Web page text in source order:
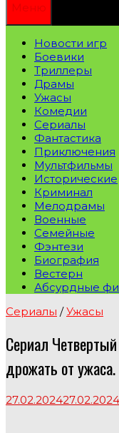
Меню
Новости игр
Боевики
Триллеры
Драмы
Ужасы
Комедии
Сериалы
Фантастика
Приключения
Мультфильмы
Исторические
Криминал
Мелодрамы
Военные
Семейные
Фэнтези
Биография
Вестерн
Абсурдные
Сериалы /Ужасы
Сериал
дрожать от ужаса.
27.02.202427.02.2024